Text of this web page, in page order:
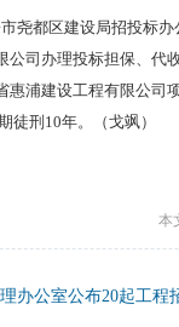
尧都区建设局招投标
公司办理投标担保、代
浦建设工程有限公司
徒刑10年。（戈飒）
本
办公室公布20起工程